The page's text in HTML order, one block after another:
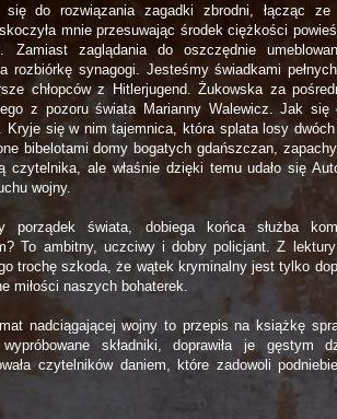
się do rozwiązania zagadki zbrodni, łącząc
mnie przesuwając środek ciężkości
Zamiast zaglądania do oszczędnie
rozbiórkę synagogi. Jesteśmy świadkami
chłopców z Hitlerjugend. Żukowska za
z pozoru świata Marianny Walewicz. Jak
Kryje się w nim tajemnica, która splata losy
bibelotami domy bogatych gdańszczan,
czytelnika, ale właśnie dzięki temu udało się
wojny.
porządek świata, dobiega końca służba
To ambitny, uczciwy i dobry policjant. Z
trochę szkoda, że wątek kryminalny jest tylko
miłości naszych bohaterek.
nadciągającej wojny to przepis na książkę
składniki, doprawiła je gęstym
czytelników daniem, które zadowoli